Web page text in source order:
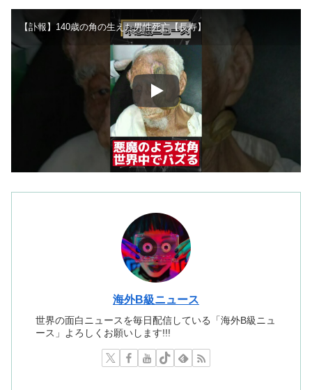
【訃報】140歳の角の生えた男性死亡【長寿】
海外B級ニュース
世界の面白ニュースを毎日配信している「海外B級ニュ
ース」よろしくお願いします!!!